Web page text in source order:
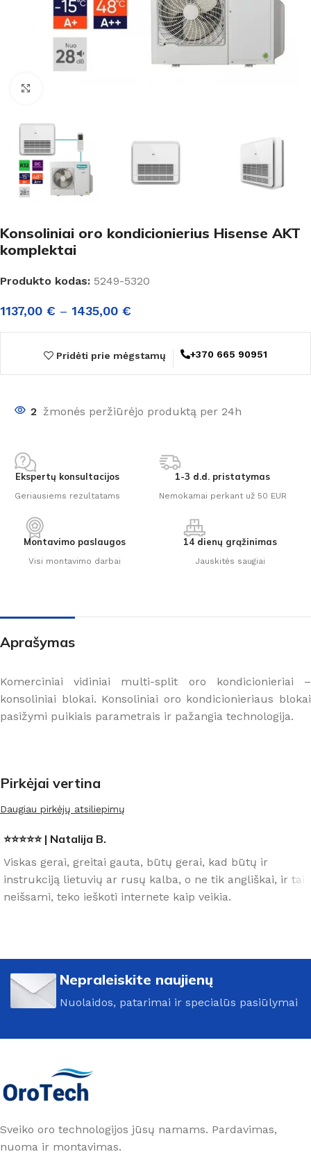
Konsoliniai oro kondicionierius Hisense AKT
komplektai
Produkto kodas: 5249-5320
1137,00 € – 1435,00 €
Pridėti prie mėgstamų +370 665 90951
2 žmonės peržiūrėjo produktą per 24h
Ekspertų konsultacijos
Geriausiems rezultatams
1-3 d.d. pristatymas
Nemokamai perkant už 50 EUR
Montavimo paslaugos
Visi montavimo darbai
14 dienų grąžinimas
Jauskitės saugiai
Aprašymas
Komerciniai vidiniai multi-split oro kondicionieriai –
konsoliniai blokai. Konsoliniai oro kondicionieriaus blokai
pasižymi puikiais parametrais ir pažangia technologija.
Pirkėjai vertina
Daugiau pirkėjų atsiliepimų
⭐⭐⭐⭐⭐ | Natalija B.
Viskas gerai, greitai gauta, būtų gerai, kad būtų ir
instrukciją lietuvių ar rusų kalba, o ne tik angliškai, ir tai
neišsami, teko ieškoti internete kaip veikia.
Nepraleiskite naujienų
Nuolaidos, patarimai ir specialūs pasiūlymai
Sveiko oro technologijos jūsų namams. Pardavimas,
nuoma ir montavimas.